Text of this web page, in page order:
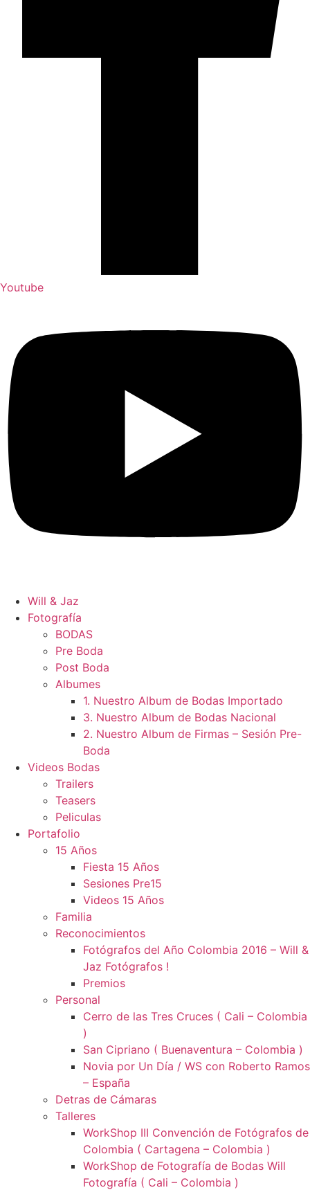
Youtube
Will & Jaz
Fotografía
BODAS
Pre Boda
Post Boda
Albumes
1. Nuestro Album de Bodas Importado
3. Nuestro Album de Bodas Nacional
2. Nuestro Album de Firmas – Sesión Pre-
Boda
Videos Bodas
Trailers
Teasers
Peliculas
Portafolio
15 Años
Fiesta 15 Años
Sesiones Pre15
Videos 15 Años
Familia
Reconocimientos
Fotógrafos del Año Colombia 2016 – Will &
Jaz Fotógrafos !
Premios
Personal
Cerro de las Tres Cruces ( Cali – Colombia
)
San Cipriano ( Buenaventura – Colombia )
Novia por Un Día / WS con Roberto Ramos
– España
Detras de Cámaras
Talleres
WorkShop III Convención de Fotógrafos de
Colombia ( Cartagena – Colombia )
WorkShop de Fotografía de Bodas Will
Fotografía ( Cali – Colombia )